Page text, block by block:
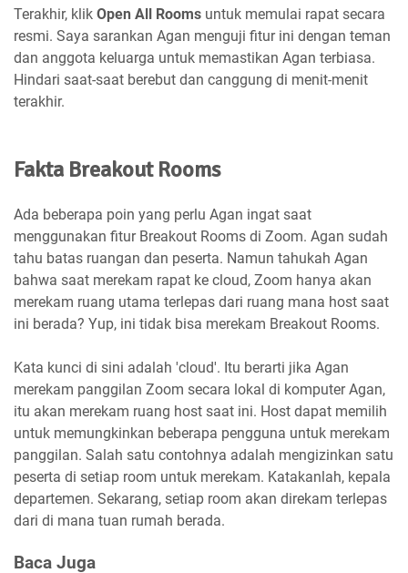
Terakhir, klik Open All Rooms untuk memulai rapat secara
resmi. Saya sarankan Agan menguji fitur ini dengan teman
dan anggota keluarga untuk memastikan Agan terbiasa.
Hindari saat-saat berebut dan canggung di menit-menit
terakhir.
Fakta Breakout Rooms
Ada beberapa poin yang perlu Agan ingat saat
menggunakan fitur Breakout Rooms di Zoom. Agan sudah
tahu batas ruangan dan peserta. Namun tahukah Agan
bahwa saat merekam rapat ke cloud, Zoom hanya akan
merekam ruang utama terlepas dari ruang mana host saat
ini berada? Yup, ini tidak bisa merekam Breakout Rooms.
Kata kunci di sini adalah 'cloud'. Itu berarti jika Agan
merekam panggilan Zoom secara lokal di komputer Agan,
itu akan merekam ruang host saat ini. Host dapat memilih
untuk memungkinkan beberapa pengguna untuk merekam
panggilan. Salah satu contohnya adalah mengizinkan satu
peserta di setiap room untuk merekam. Katakanlah, kepala
departemen. Sekarang, setiap room akan direkam terlepas
dari di mana tuan rumah berada.
Baca Juga